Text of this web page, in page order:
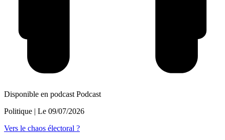
Disponible en podcast Podcast
Politique | Le 09/07/2026
Vers le chaos électoral ?